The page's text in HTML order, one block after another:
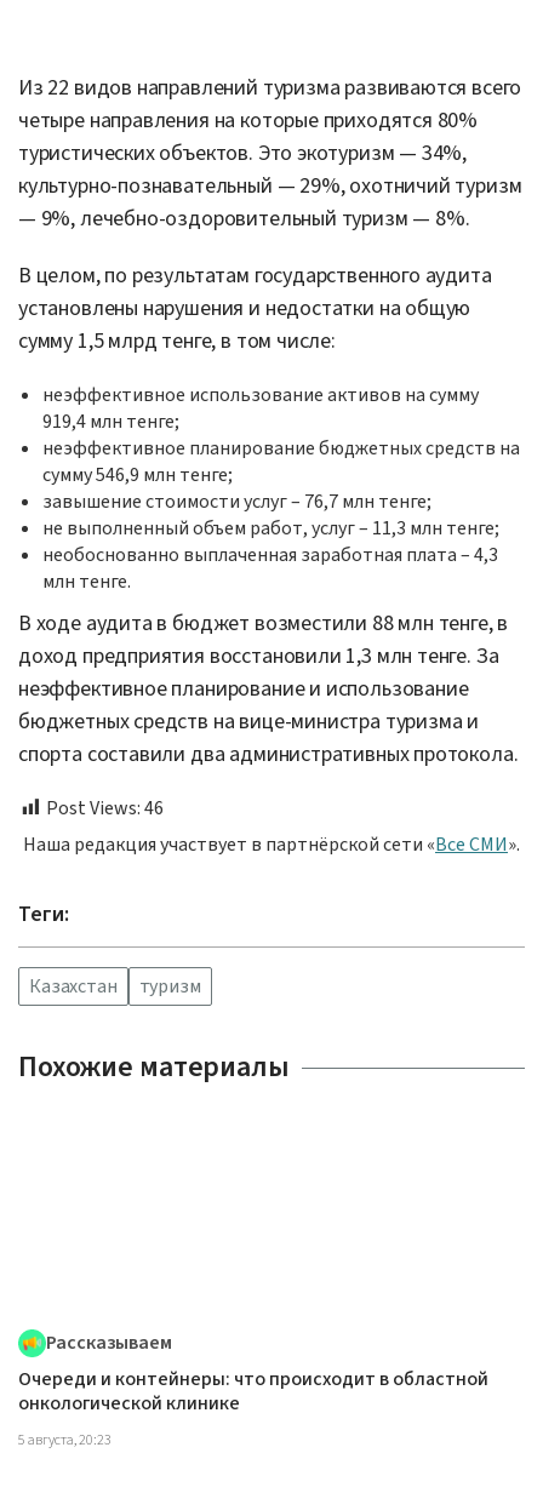
Из 22 видов направлений туризма развиваются всего
четыре направления на которые приходятся 80%
туристических объектов. Это экотуризм — 34%,
культурно-познавательный — 29%, охотничий туризм
— 9%, лечебно-оздоровительный туризм — 8%.
В целом, по результатам государственного аудита
установлены нарушения и недостатки на общую
сумму 1,5 млрд тенге, в том числе:
неэффективное использование активов на сумму
919,4 млн тенге;
неэффективное планирование бюджетных средств на
сумму 546,9 млн тенге;
завышение стоимости услуг – 76,7 млн тенге;
не выполненный объем работ, услуг – 11,3 млн тенге;
необоснованно выплаченная заработная плата – 4,3
млн тенге.
В ходе аудита в бюджет возместили 88 млн тенге, в
доход предприятия восстановили 1,3 млн тенге. За
неэффективное планирование и использование
бюджетных средств на вице-министра туризма и
спорта составили два административных протокола.
Post Views:46
Наша редакция участвует в партнёрской сети «Все СМИ».
Теги:
Казахстан туризм
Похожие материалы
Рассказываем
Очереди и контейнеры: что происходит в областной
онкологической клинике
5 августа, 20:23